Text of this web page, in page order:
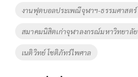
k k
งานฟุตบอลประเพณีจุฬาฯ-ธรรมศาสตร์
สมาคมนิสิตเก่าจุฬาลงกรณ์มหาวิทยาลัย
เนติวิทย์ โชติภัทร์ไพศาล